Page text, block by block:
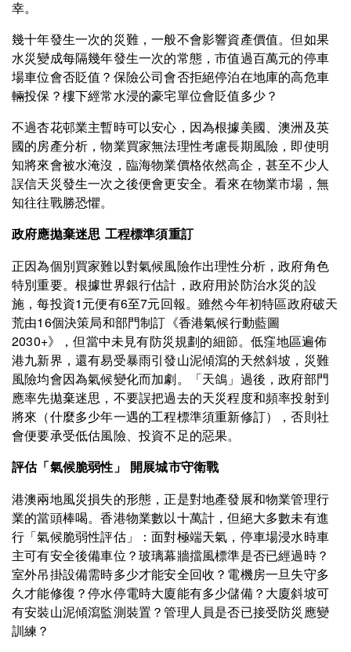
幸。
幾十年發生一次的災難，一般不會影響資產價值。但如果
水災變成每隔幾年發生一次的常態，市值過百萬元的停車
場車位會否貶值？保險公司會否拒絕停泊在地庫的高危車
輛投保？樓下經常水浸的豪宅單位會貶值多少？
不過杏花邨業主暫時可以安心，因為根據美國、澳洲及英
國的房產分析，物業買家無法理性考慮長期風險，即使明
知將來會被水淹沒，臨海物業價格依然高企，甚至不少人
誤信天災發生一次之後便會更安全。看來在物業市場，無
知往往戰勝恐懼。
政府應拋棄迷思 工程標準須重訂
正因為個別買家難以對氣候風險作出理性分析，政府角色
特別重要。根據世界銀行估計，政府用於防治水災的設
施，每投資1元便有6至7元回報。雖然今年初特區政府破天
荒由16個決策局和部門制訂《香港氣候行動藍圖
2030+》，但當中未見有防災規劃的細節。低窪地區遍佈
港九新界，還有易受暴雨引發山泥傾瀉的天然斜坡，災難
風險均會因為氣候變化而加劇。「天鴿」過後，政府部門
應率先拋棄迷思，不要誤把過去的天災程度和頻率投射到
將來（什麼多少年一遇的工程標準須重新修訂），否則社
會便要承受低估風險、投資不足的惡果。
評估「氣候脆弱性」 開展城市守衛戰
港澳兩地風災損失的形態，正是對地產發展和物業管理行
業的當頭棒喝。香港物業數以十萬計，但絕大多數未有進
行「氣候脆弱性評估」：面對極端天氣，停車場浸水時車
主可有安全後備車位？玻璃幕牆擋風標準是否已經過時？
室外吊掛設備需時多少才能安全回收？電機房一旦失守多
久才能修復？停水停電時大廈能有多少儲備？大廈斜坡可
有安裝山泥傾瀉監測裝置？管理人員是否已接受防災應變
訓練？